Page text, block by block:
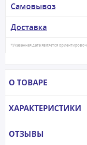
Самовывоз
Доставка
*Указанная дата является
О ТОВАРЕ
ХАРАКТЕРИСТИКИ
ОТЗЫВЫ